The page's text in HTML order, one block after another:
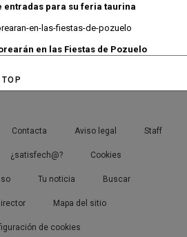
entradas para su feria taurina
en las Fiestas de Pozuelo
Contacta Aviso legal Staff
¿satisfech@? Cookies
Tu noticia Buscar
Mapa del sitio
de cookies